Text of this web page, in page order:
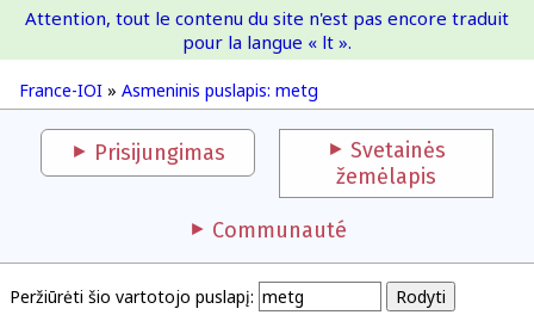
France-IOI
France-IOI » Asmeninis puslapis: metg
Attention, tout le contenu du site n'est pas encore traduit
pour la langue « lt ».
Prisijungimas
Svetainės
žemėlapis
Communauté
Peržiūrėti šio vartotojo puslapį: